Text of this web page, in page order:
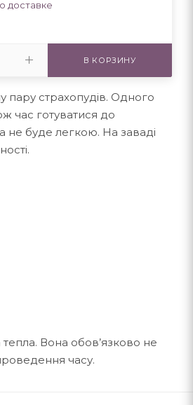
доставке
В КОРЗИНУ
пару страхопудів. Одного
час готуватися до
не буде легкою. На заваді
тепла. Вона обов’язково не
часу.